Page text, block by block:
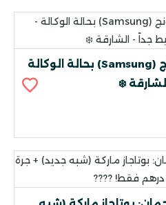
❄️ للبيع: ثلاجة سامسونج (Samsung) بحالة الوكالة
❄️